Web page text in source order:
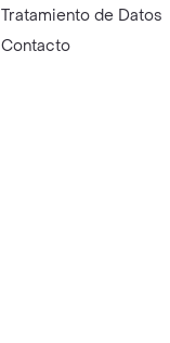
Tratamiento de Datos
Contacto